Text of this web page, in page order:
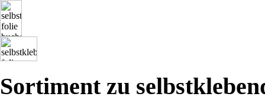
Sortiment zu